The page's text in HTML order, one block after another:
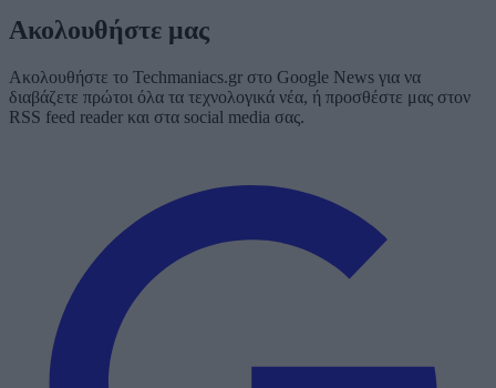
Ακολουθήστε μας
Ακολουθήστε το Techmaniacs.gr στο Google News για να
διαβάζετε πρώτοι όλα τα τεχνολογικά νέα, ή προσθέστε μας στον
RSS feed reader και στα social media σας.